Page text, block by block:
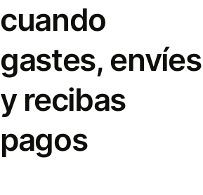
cuando
gastes, envíes
y recibas
pagos